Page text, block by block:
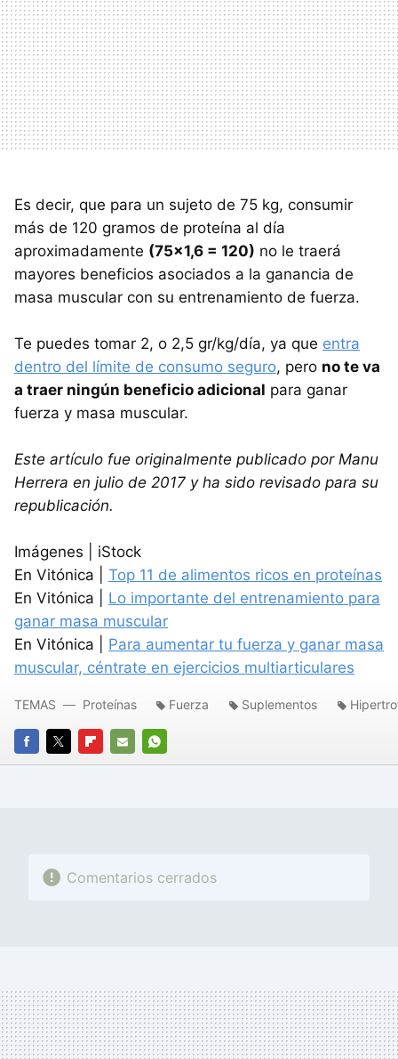
Es decir, que para un sujeto de 75 kg, consumir
más de 120 gramos de proteína al día
aproximadamente (75x1,6 = 120) no le traerá
mayores beneficios asociados a la ganancia de
masa muscular con su entrenamiento de fuerza.
Te puedes tomar 2, o 2,5 gr/kg/día, ya que entra
dentro del límite de consumo seguro, pero no te va
a traer ningún beneficio adicional para ganar
fuerza y masa muscular.
Este artículo fue originalmente publicado por Manu
Herrera en julio de 2017 y ha sido revisado para su
republicación.
Imágenes | iStock
En Vitónica | Top 11 de alimentos ricos en proteínas
En Vitónica | Lo importante del entrenamiento para
ganar masa muscular
En Vitónica | Para aumentar tu fuerza y ganar masa
muscular, céntrate en ejercicios multiarticulares
FACEBOOK
TWITTERFLIPBOARD
E-
WHATSAPP
TEMAS Proteínas Fuerza Suplementos
Comentarios cerrados